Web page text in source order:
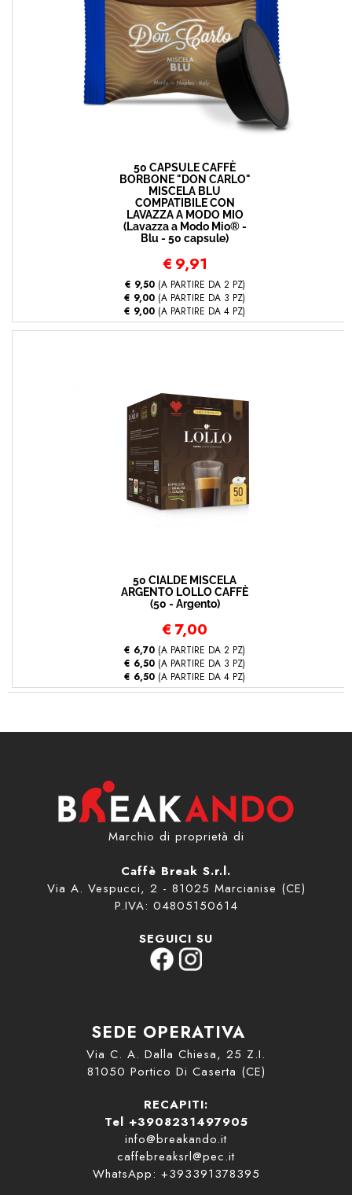
50 CAPSULE CAFFÈ
BORBONE "DON CARLO"
MISCELA BLU
COMPATIBILE CON
LAVAZZA A MODO MIO
(Lavazza a Modo Mio® -
Blu - 50 capsule)
€ 9,91
€ 9,50(A PARTIRE DA 2 PZ)
€ 9,00 (A PARTIRE DA 3 PZ)
€ 9,00 (A PARTIRE DA 4 PZ)
50 CIALDE MISCELA
ARGENTO LOLLO CAFFÈ
(50 - Argento)
€ 7,00
€ 6,70 (A PARTIRE DA 2 PZ)
€ 6,50 (A PARTIRE DA 3 PZ)
€ 6,50 (A PARTIRE DA 4 PZ)
Marchio di proprietà di
Caffè Break S.r.l.
Via A. Vespucci, 2 - 81025 Marcianise (CE)
P.IVA: 04805150614
SEGUICI SU
SEDE OPERATIVA
Via C. A. Dalla Chiesa, 25 Z.I.
81050 Portico Di Caserta (CE)
RECAPITI:
Tel +3908231497905
info@breakando.it
caffebreaksrl@pec.it
WhatsApp: +393391378395